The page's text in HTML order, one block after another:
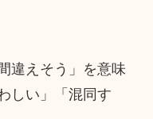
違えそう」を意味
しい」「混同す